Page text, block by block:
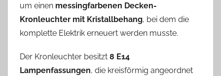
d
r
e
s
um einen messingfarbenen Decken-
Kronleuchter mit Kristallbehang, bei dem die
komplette Elektrik erneuert werden musste.
Der Kronleuchter besitzt 8 E14
Lampenfassungen, die kreisförmig angeordnet